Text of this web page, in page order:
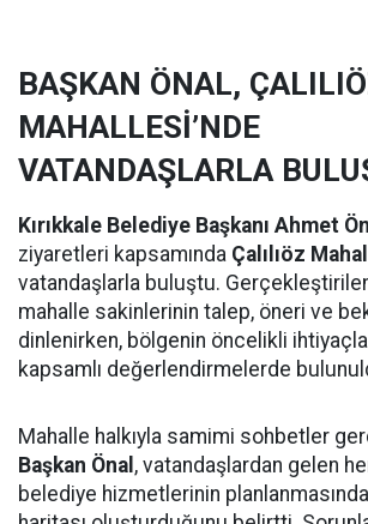
BAŞKAN ÖNAL,
MAHALLESİ’NDE
VATANDAŞLARLA
Kırıkkale Belediye Başkanı Ahmet
ziyaretleri kapsamında Çalılıöz
vatandaşlarla buluştu.
mahalle sakinlerinin talep, öneri ve
dinlenirken, bölgenin öncelikli
kapsamlı değerlendirmelerde
Mahalle halkıyla samimi sohbetler
Başkan Önal , vatandaşlardan gelen
belediye hizmetlerinin